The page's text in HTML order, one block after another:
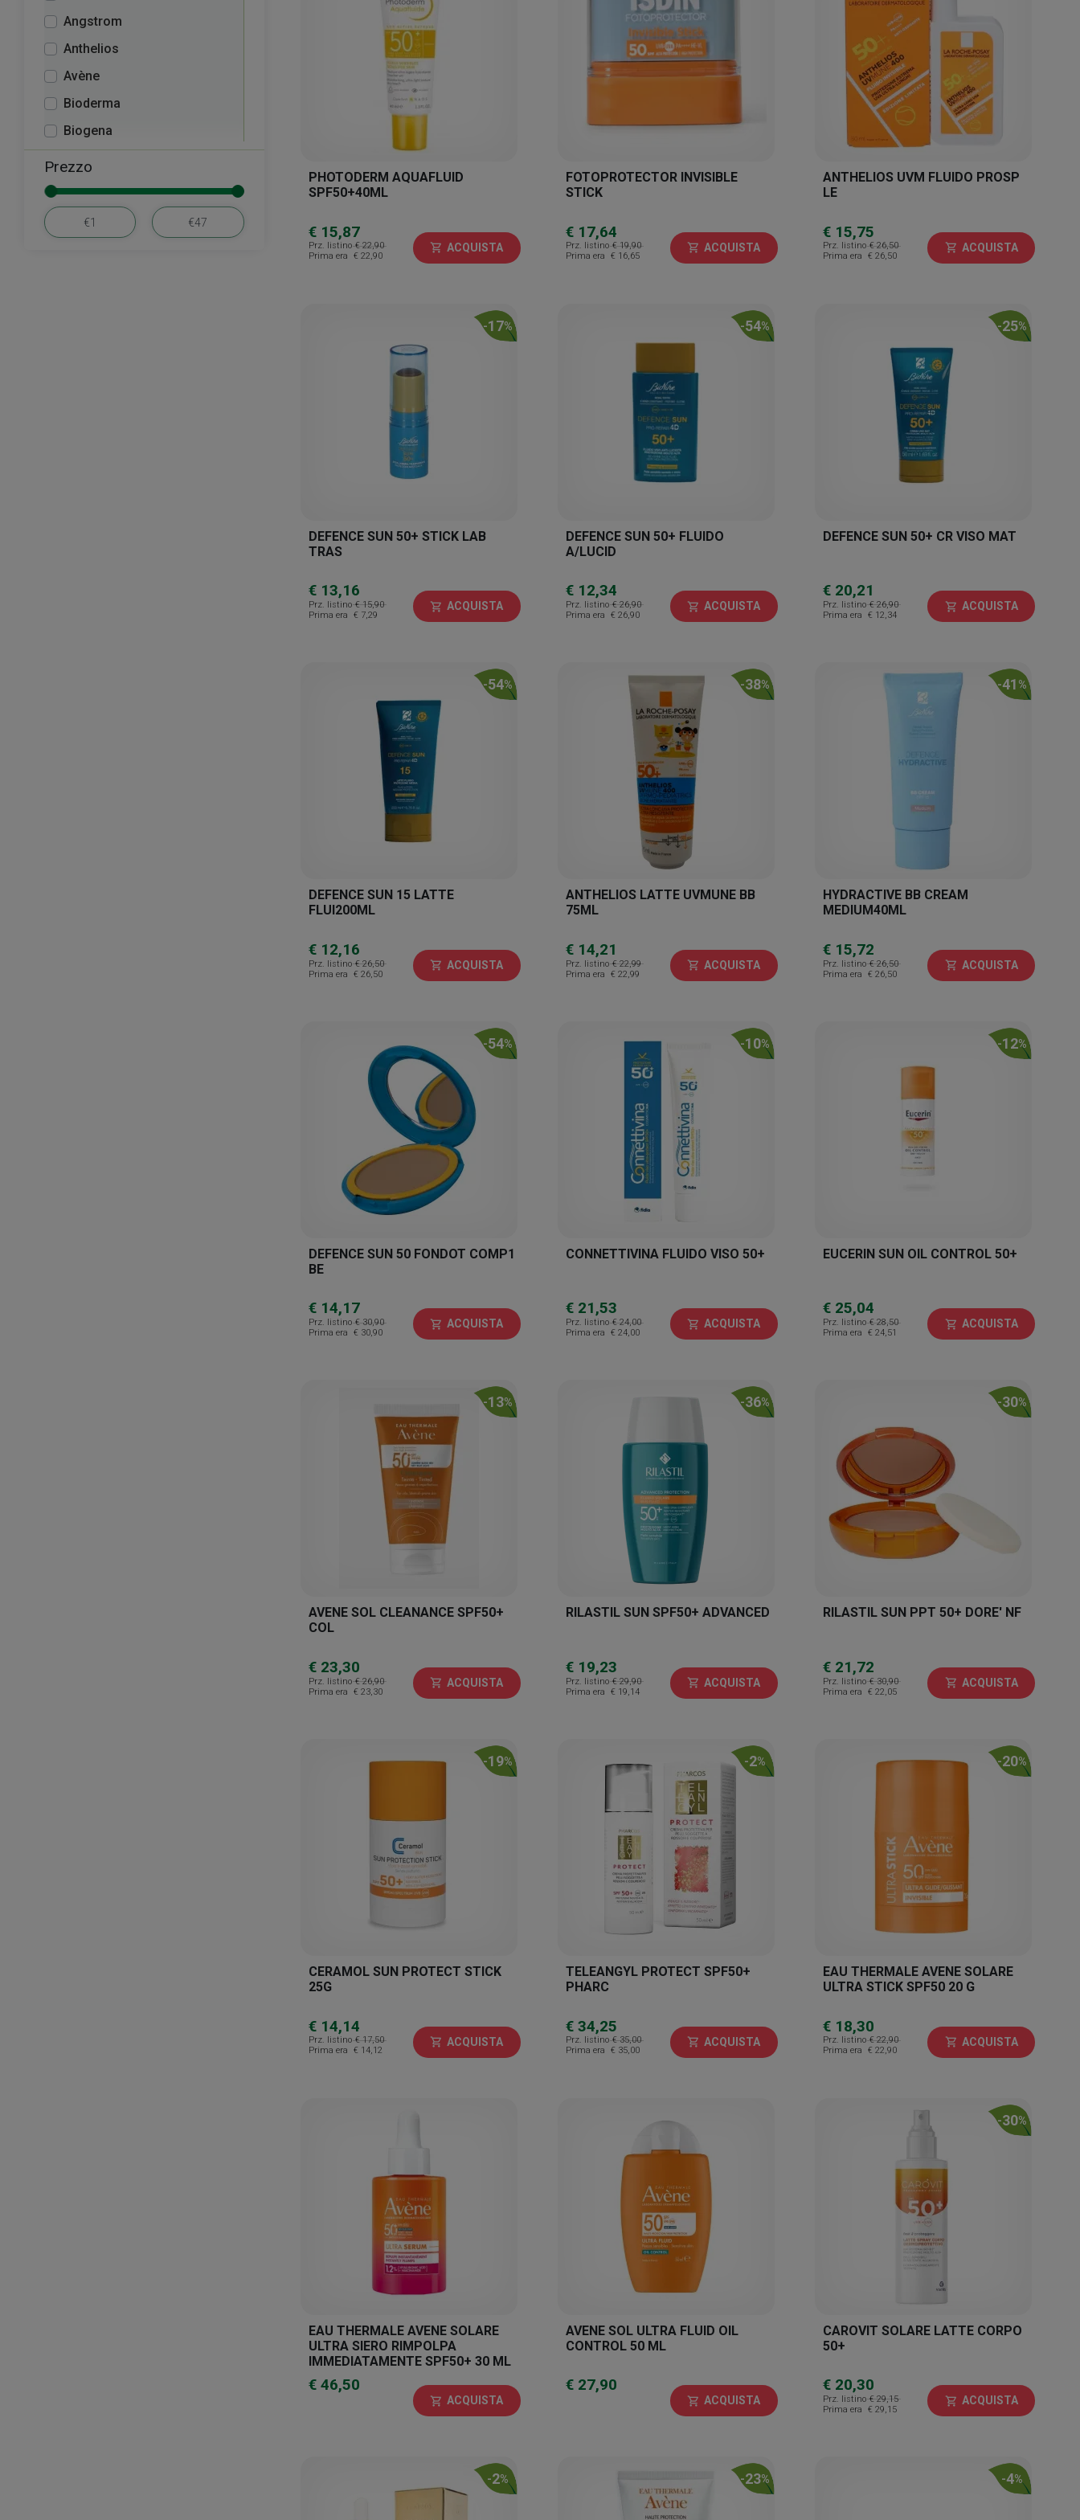
Angstrom
Anthelios
Avène
Bioderma
Biogena
Bionike Defence Sun
Canova
Carovit
Prezzo
PHOTODERM AQUAFLUID
SPF50+40ML
€ 15,87
Prz. listino € 22,90
Prima era
€ 22,90
shopping_cart ACQUISTA
FOTOPROTECTOR INVISIBLE
STICK
€ 17,64
Prz. listino € 19,90
Prima era
€ 16,65
shopping_cart ACQUISTA
ANTHELIOS UVM FLUIDO PROSP
LE
€ 15,75
Prz. listino € 26,50
Prima era
€ 26,50
shopping_cart ACQUISTA
-17%
DEFENCE SUN 50+ STICK LAB
TRAS
€ 13,16
Prz. listino € 15,90
Prima era
€ 7,29
shopping_cart ACQUISTA
-54%
DEFENCE SUN 50+ FLUIDO
A/LUCID
€ 12,34
Prz. listino € 26,90
Prima era
€ 26,90
shopping_cart ACQUISTA
-25%
DEFENCE SUN 50+ CR VISO MAT
€ 20,21
Prz. listino € 26,90
Prima era
€ 12,34
shopping_cart ACQUISTA
-54%
DEFENCE SUN 15 LATTE
FLUI200ML
€ 12,16
Prz. listino € 26,50
Prima era
€ 26,50
shopping_cart ACQUISTA
-38%
ANTHELIOS LATTE UVMUNE BB
75ML
€ 14,21
Prz. listino € 22,99
Prima era
€ 22,99
shopping_cart ACQUISTA
-41 %
HYDRACTIVE BB CREAM
MEDIUM40ML
€ 15,72
Prz. listino € 26,50
Prima era
€ 26,50
shopping_cart ACQUISTA
-54%
DEFENCE SUN 50 FONDOT COMP1
BE
€ 14,17
Prz. listino € 30,90
Prima era
€ 30,90
shopping_cart ACQUISTA
-10%
CONNETTIVINA FLUIDO VISO 50+
€ 21,53
Prz. listino € 24,00
Prima era
€ 24,00
shopping_cart ACQUISTA
-12%
EUCERIN SUN OIL CONTROL 50+
€ 25,04
Prz. listino € 28,50
Prima era
€ 24,51
shopping_cart ACQUISTA
-13%
AVENE SOL CLEANANCE SPF50+
COL
€ 23,30
Prz. listino € 26,90
Prima era
€ 23,30
shopping_cart ACQUISTA
-36%
RILASTIL SUN SPF50+ ADVANCED
€ 19,23
Prz. listino € 29,90
Prima era
€ 19,14
shopping_cart ACQUISTA
-30%
RILASTIL SUN PPT 50+ DORE' NF
€ 21,72
Prz. listino € 30,90
Prima era
€ 22,05
shopping_cart ACQUISTA
-19%
CERAMOL SUN PROTECT STICK
25G
€ 14,14
Prz. listino € 17,50
Prima era
€ 14,12
shopping_cart ACQUISTA
-2%
TELEANGYL PROTECT SPF50+
PHARC
€ 34,25
Prz. listino € 35,00
Prima era
€ 35,00
shopping_cart ACQUISTA
-20%
EAU THERMALE AVENE SOLARE
ULTRA STICK SPF50 20 G
€ 18,30
Prz. listino € 22,90
Prima era
€ 22,90
shopping_cart ACQUISTA
EAU THERMALE AVENE SOLARE
ULTRA SIERO RIMPOLPA
IMMEDIATAMENTE SPF50+ 30 ML
€ 46,50
shopping_cart ACQUISTA
AVENE SOL ULTRA FLUID OIL
CONTROL 50 ML
€ 27,90
shopping_cart ACQUISTA
-30%
CAROVIT SOLARE LATTE CORPO
50+
€ 20,30
Prz. listino € 29,15
Prima era
€ 29,15
shopping_cart ACQUISTA
-2% -23% -4%